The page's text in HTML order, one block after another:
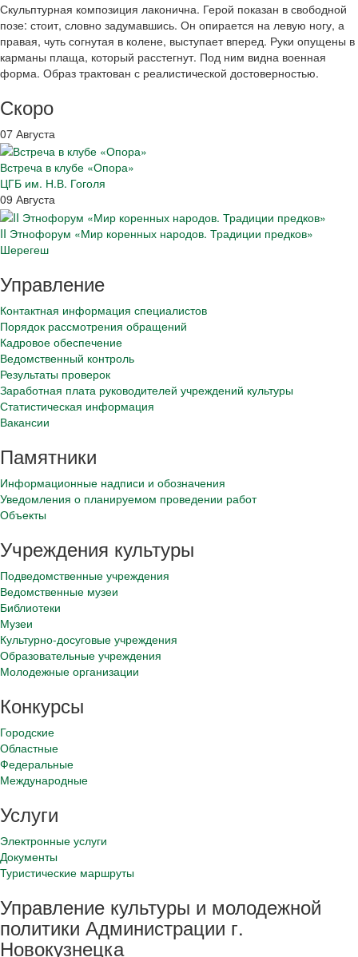
Скульптурная композиция лаконична. Герой показан в свободной
позе: стоит, словно задумавшись. Он опирается на левую ногу, а
правая, чуть согнутая в колене, выступает вперед. Руки опущены в
карманы плаща, который расстегнут. Под ним видна военная
форма. Образ трактован с реалистической достоверностью.
Скоро
07 Августа
Встреча в клубе «Опора»
ЦГБ им. Н.В. Гоголя
09 Августа
II Этнофорум «Мир коренных народов. Традиции предков»
Шерегеш
Управление
Контактная информация специалистов
Порядок рассмотрения обращений
Кадровое обеспечение
Ведомственный контроль
Результаты проверок
Заработная плата руководителей учреждений культуры
Статистическая информация
Вакансии
Памятники
Информационные надписи и обозначения
Уведомления о планируемом проведении работ
Объекты
Учреждения культуры
Подведомственные учреждения
Ведомственные музеи
Библиотеки
Музеи
Культурно-досуговые учреждения
Образовательные учреждения
Молодежные организации
Конкурсы
Городские
Областные
Федеральные
Международные
Услуги
Электронные услуги
Документы
Туристические маршруты
Управление культуры и молодежной
политики Администрации г.
Новокузнецка